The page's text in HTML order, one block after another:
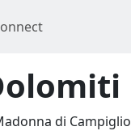
di Campiglio